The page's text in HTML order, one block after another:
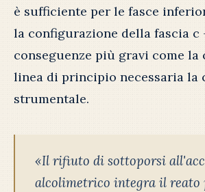
è sufficiente per le fasce
la configurazione della fascia
conseguenze più gravi come la
linea di principio necessaria la
strumentale.
«Il rifiuto di sottoporsi
alcolimetrico integra il reato